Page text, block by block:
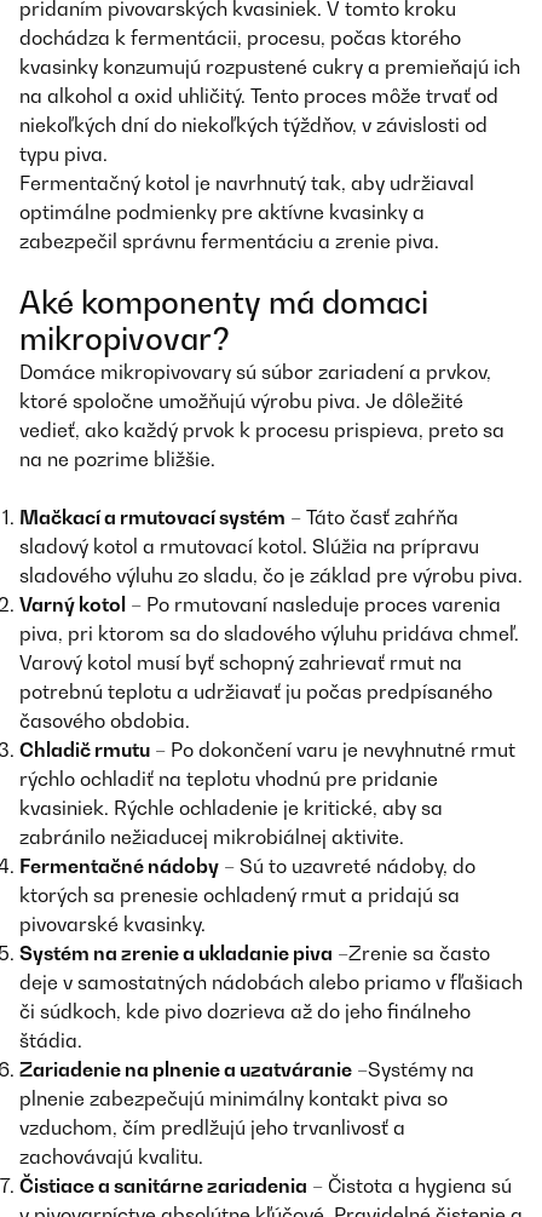
pridaním pivovarských kvasiniek. V tomto kroku
dochádza k fermentácii, procesu, počas ktorého
kvasinky konzumujú rozpustené cukry a premieňajú ich
na alkohol a oxid uhličitý. Tento proces môže trvať od
niekoľkých dní do niekoľkých týždňov, v závislosti od
typu piva.
Fermentačný kotol je navrhnutý tak, aby udržiaval
optimálne podmienky pre aktívne kvasinky a
zabezpečil správnu fermentáciu a zrenie piva.
Aké komponenty má domaci
mikropivovar?
Domáce mikropivovary sú súbor zariadení a prvkov,
ktoré spoločne umožňujú výrobu piva. Je dôležité
vedieť, ako každý prvok k procesu prispieva, preto sa
na ne pozrime bližšie.
Mačkací a rmutovací systém – Táto časť zahŕňa
sladový kotol a rmutovací kotol. Slúžia na prípravu
sladového výluhu zo sladu, čo je základ pre výrobu piva.
Varný kotol – Po rmutovaní nasleduje proces varenia
piva, pri ktorom sa do sladového výluhu pridáva chmeľ.
Varový kotol musí byť schopný zahrievať rmut na
potrebnú teplotu a udržiavať ju počas predpísaného
časového obdobia.
Chladič rmutu – Po dokončení varu je nevyhnutné rmut
rýchlo ochladiť na teplotu vhodnú pre pridanie
kvasiniek. Rýchle ochladenie je kritické, aby sa
zabránilo nežiaducej mikrobiálnej aktivite.
Fermentačné nádoby – Sú to uzavreté nádoby, do
ktorých sa prenesie ochladený rmut a pridajú sa
pivovarské kvasinky.
Systém na zrenie a ukladanie piva –Zrenie sa často
deje v samostatných nádobách alebo priamo v fľašiach
či súdkoch, kde pivo dozrieva až do jeho finálneho
štádia.
Zariadenie na plnenie a uzatváranie –Systémy na
plnenie zabezpečujú minimálny kontakt piva so
vzduchom, čím predlžujú jeho trvanlivosť a
zachovávajú kvalitu.
Čistiace a sanitárne zariadenia – Čistota a hygiena sú